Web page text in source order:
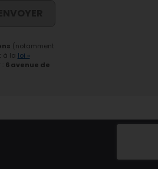
(notamment
à la loi «
6 avenue de